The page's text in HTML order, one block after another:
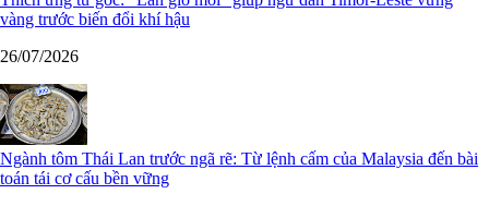
vàng trước biến đổi khí hậu
26/07/2026
Ngành tôm Thái Lan trước ngã rẽ: Từ lệnh cấm của Malaysia đến bài
toán tái cơ cấu bền vững